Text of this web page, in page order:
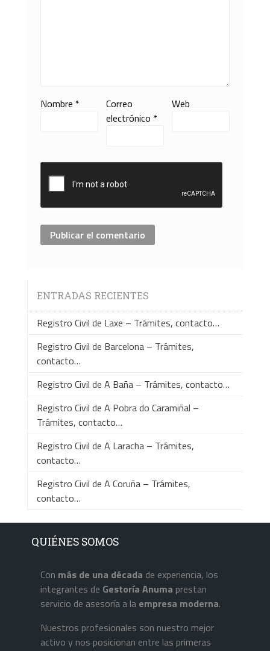
Nombre *
Correo
electrónico *
Web
ENTRADAS RECIENTES
Registro Civil de Laxe – Trámites, contacto…
Registro Civil de Barcelona – Trámites,
contacto…
Registro Civil de A Baña – Trámites, contacto…
Registro Civil de A Pobra do Caramiñal –
Trámites, contacto…
Registro Civil de A Laracha – Trámites,
contacto…
Registro Civil de A Coruña – Trámites,
contacto…
QUIÉNES SOMOS
Con más de una década de experiencia, los
integrantes de Gestoría Anuma prestan
servicio de asesoría a la empresa moderna.
Nuestros profesionales son nuestro mejor
activo y nos posicionan entre las primeras